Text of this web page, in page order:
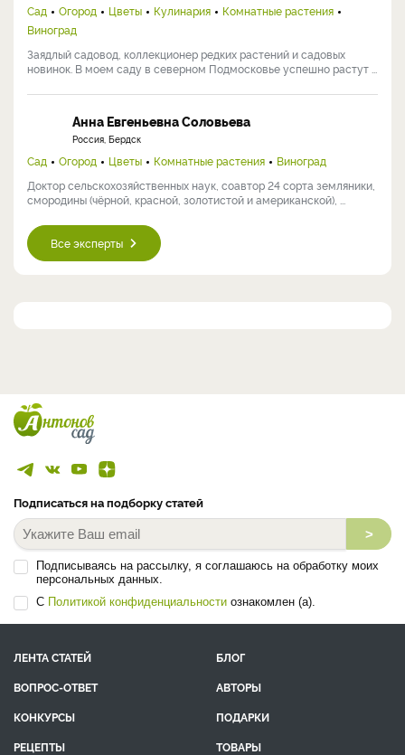
Сад Огород Цветы Кулинария
Комнатные растения
Виноград
Заядлый садовод, коллекционер редких растений и садовых
новинок. В моем саду в северном Подмосковье успешно растут ...
Анна Евгеньевна Соловьева
Россия, Бердск
Сад Огород Цветы Комнатные растения
Виноград
Доктор сельскохозяйственных наук, соавтор 24 сорта земляники,
смородины (чёрной, красной, золотистой и американской), ...
Все эксперты
Подписаться на подборку статей
>
Подписываясь на рассылку, я соглашаюсь на обработку моих
персональных данных.
С Политикой конфиденциальности ознакомлен (а).
ЛЕНТА СТАТЕЙ
БЛОГ
ВОПРОС-ОТВЕТ
АВТОРЫ
КОНКУРСЫ
ПОДАРКИ
РЕЦЕПТЫ
ТОВАРЫ